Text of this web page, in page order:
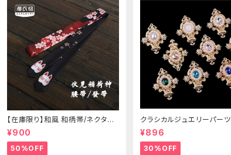
【在庫限り】和風 和柄帯/ネクタイ/
リボン（狐面/金魚
¥900
50%OFF
クラシカルジュエリーパーツ
¥896
30%OFF